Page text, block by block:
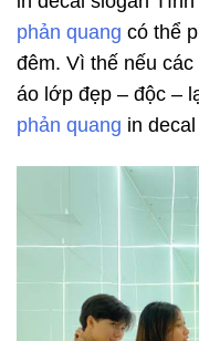
phản quang có thể
đêm. Vì thế nếu
áo lớp đẹp – độc –
phản quang in